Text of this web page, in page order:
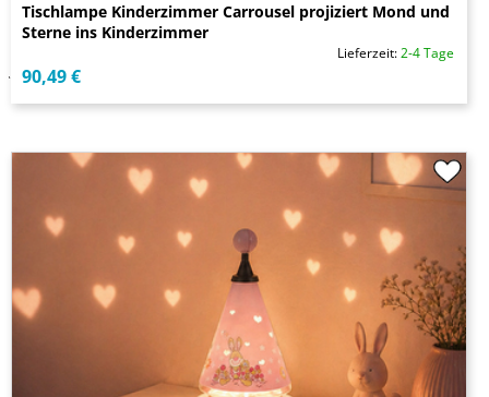
Tischlampe Kinderzimmer Carrousel projiziert Mond und
Sterne ins Kinderzimmer
Lieferzeit:2-4 Tage
90,49 €